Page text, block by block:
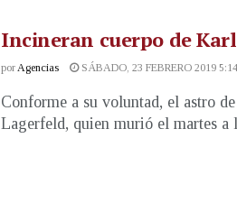
Incineran cuerpo de
porAgencias SÁBADO, 23 FEBRERO 2019
Conforme a su voluntad, el astro
Lagerfeld, quien murió el martes a